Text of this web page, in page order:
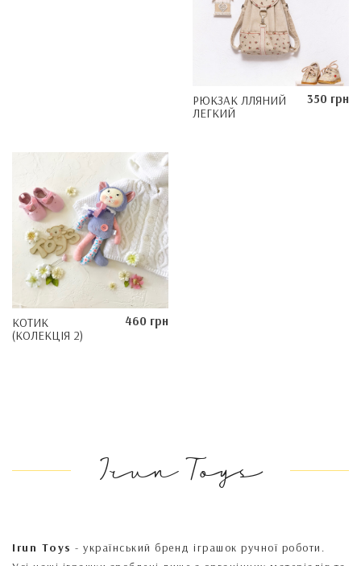
РЮКЗАК ЛЛЯНИЙ
ЛЕГКИЙ
350 грн
КОТИК
(КОЛЕКЦІЯ 2)
460 грн
Irun Toys
Irun Toys - український бренд іграшок ручної роботи.